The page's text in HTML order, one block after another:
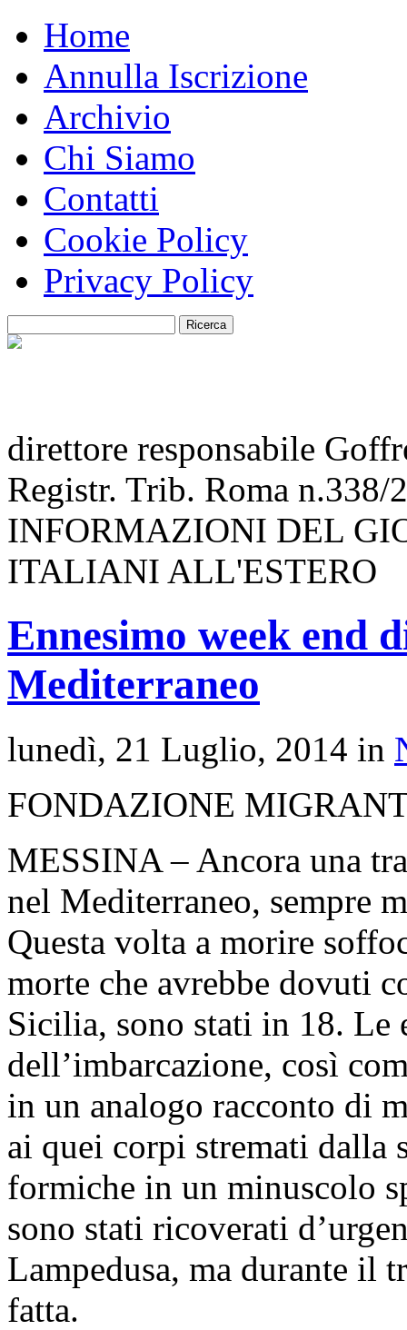
Home
Annulla Iscrizione
Archivio
Chi Siamo
Contatti
Cookie Policy
Privacy Policy
direttore responsabile
Registr. Trib. Roma n.338/
INFORMAZIONI DEL
ITALIANI ALL'ESTERO
Ennesimo week end
Mediterraneo
lunedì, 21 Luglio, 2014 in
FONDAZIONE
MESSINA – Ancora una
nel Mediterraneo, sempre
Questa volta a morire
morte che avrebbe dovuti
Sicilia, sono stati in 18. Le
dell’imbarcazione, così
in un analogo racconto di
ai quei corpi stremati dalla
formiche in un minuscolo
sono stati ricoverati
Lampedusa, ma durante il
fatta.